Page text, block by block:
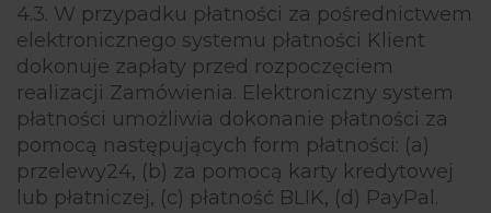
4.3. W przypadku płatności za pośrednictwem
elektronicznego systemu płatności Klient
dokonuje zapłaty przed rozpoczęciem
realizacji Zamówienia. Elektroniczny system
płatności umożliwia dokonanie płatności za
pomocą następujących form płatności: (a)
przelewy24, (b) za pomocą karty kredytowej
lub płatniczej, (c) płatność BLIK, (d) PayPal.